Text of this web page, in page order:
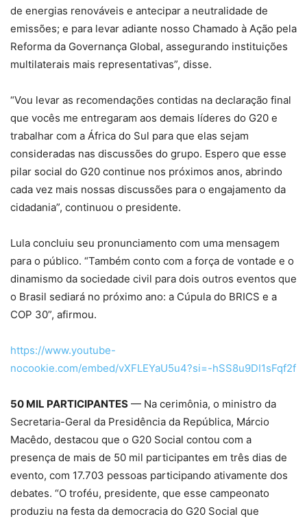
de energias renováveis e antecipar a neutralidade de
emissões; e para levar adiante nosso Chamado à Ação pela
Reforma da Governança Global, assegurando instituições
multilaterais mais representativas”, disse.
“Vou levar as recomendações contidas na declaração final
que vocês me entregaram aos demais líderes do G20 e
trabalhar com a África do Sul para que elas sejam
consideradas nas discussões do grupo. Espero que esse
pilar social do G20 continue nos próximos anos, abrindo
cada vez mais nossas discussões para o engajamento da
cidadania”, continuou o presidente.
Lula concluiu seu pronunciamento com uma mensagem
para o público. “Também conto com a força de vontade e o
dinamismo da sociedade civil para dois outros eventos que
o Brasil sediará no próximo ano: a Cúpula do BRICS e a
COP 30”, afirmou.
https://www.youtube-
nocookie.com/embed/vXFLEYaU5u4?si=-hSS8u9DI1sFqf2f
50 MIL PARTICIPANTES — Na cerimônia, o ministro da
Secretaria-Geral da Presidência da República, Márcio
Macêdo, destacou que o G20 Social contou com a
presença de mais de 50 mil participantes em três dias de
evento, com 17.703 pessoas participando ativamente dos
debates. “O troféu, presidente, que esse campeonato
produziu na festa da democracia do G20 Social que